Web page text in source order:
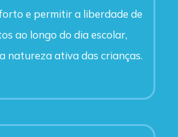
e permitir a liberdade de
ao longo do dia escolar,
natureza ativa das crianças.